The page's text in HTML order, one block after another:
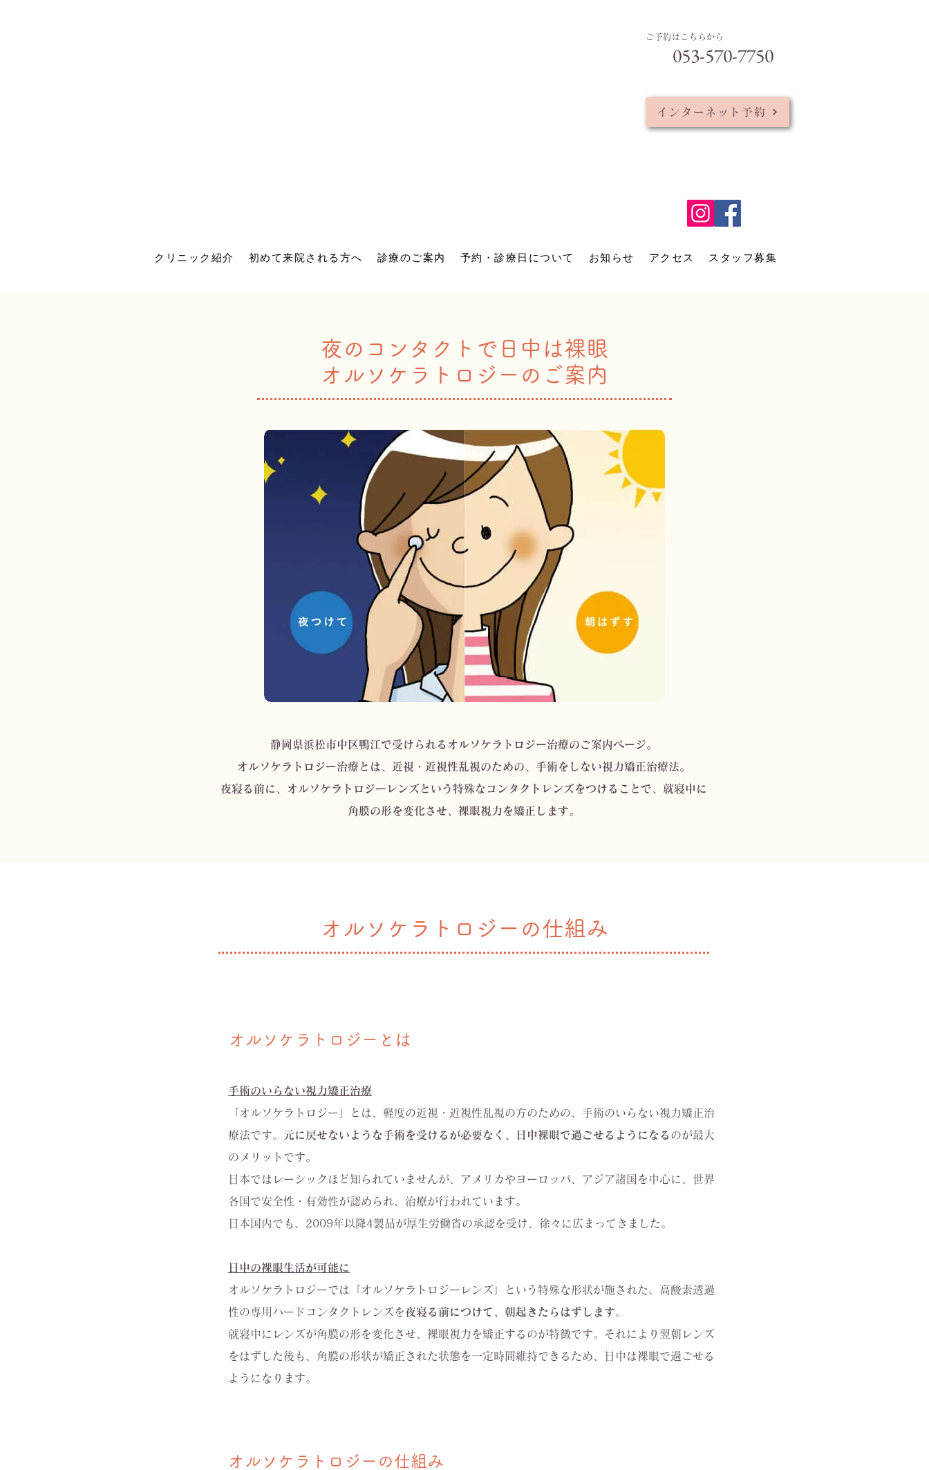
ご予約はこちらから
053-570-7750
インターネット予約
クリニック紹介 初めて来院される方へ 診療のご案内 予約・診療日について お知らせ アクセス スタッフ募集
夜のコンタクトで日中は裸眼
オルソケラトロジーのご案内
静岡県浜松市中区鴨江で受けられるオルソケラトロジー治療のご案内ページ。
オルソケラトロジー治療とは、近視・近視性乱視のための、手術をしない視力矯正治療法。
夜寝る前に、オルソケラトロジーレンズという特殊なコンタクトレンズをつけることで、就寝中に
角膜の形を変化させ、裸眼視力を矯正します。
オルソケラトロジーの仕組み
​オルソケラトロジーとは
手術のいらない視力矯正治療
「オルソケラトロジー」とは、軽度の近視・近視性乱視の方のための、手術のいらない視力矯正治
療法です。 元に戻せないような手術を受けるが必要なく、日中裸眼で過ごせるようになる のが最大
のメリットです。
日本ではレーシックほど知られていませんが、アメリカやヨーロッパ、アジア諸国を中心に、世界
各国で安全性・有効性が認められ、治療が行われています。
日本国内でも、2009年以降4製品が厚生労働省の承認を受け、徐々に広まってきました。
日中の裸眼生活が可能に
オルソケラトロジーでは「オルソケラトロジーレンズ」という特殊な形状が施された、高酸素透過
性の専用ハードコンタクトレンズを夜寝る前につけて、朝起きたらはずします。
就寝中にレンズが角膜の形を変化させ、裸眼視力を矯正するのが特徴です。それにより翌朝レンズ
をはずした後も、角膜の形状が矯正された状態を一定時間維持できるため、日中は裸眼で過ごせる
ようになります。
オルソケラトロジーの仕組み